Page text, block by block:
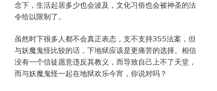
念下，生活起居多少也会波及，文化习俗也会被神圣的法
令给以限制了。
虽然时下很多人都不会真正表态，支不支持355法案，但
与妖魔鬼怪比较的话，下地狱应该是更痛苦的选择。相信
没有一个信徒愿意违反其教义，而导致自己上不了天堂，
而与妖魔鬼怪一起在地狱欢乐今宵，你说对吗？